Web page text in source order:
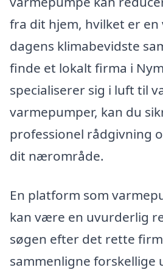
fra dit hjem, hvilket er
dagens klimabevidste
finde et lokalt firma i
specialiserer sig i luft til
varmepumper, kan du
professionel rådgivning
dit nærområde.
En platform som
kan være en uvurderlig
søgen efter det rette
sammenligne forskellige